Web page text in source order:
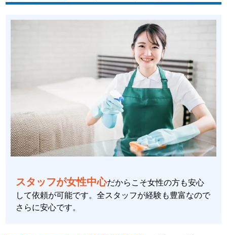
スタッフが女性中心だからこそ女性の方も安心
して依頼が可能です。全スタッフが経験も豊富なので
さらに安心です。